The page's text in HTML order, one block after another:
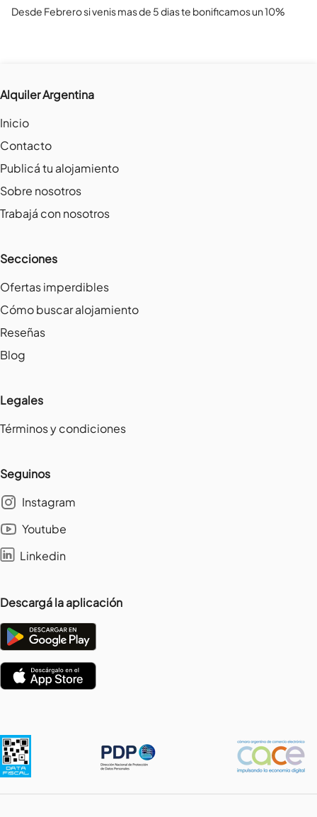
Desde Febrero si venis mas de 5 dias te bonificamos un 10%
Alquiler Argentina
Inicio
Contacto
Publicá tu alojamiento
Sobre nosotros
Trabajá con nosotros
Secciones
Ofertas imperdibles
Cómo buscar alojamiento
Reseñas
Blog
Legales
Términos y condiciones
Seguinos
Instagram
Youtube
Linkedin
Descargá la aplicación